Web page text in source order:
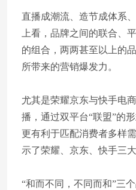
直播成潮流、造节成体系
上看，品牌之间的联合、
的组合，两两甚至以上的
所带来的营销爆发力。
尤其是荣耀京东与快手电
播，通过双平台“联盟”的
更有利于匹配消费者多样
示了荣耀、京东、快手三
“和而不同，不同而和”三